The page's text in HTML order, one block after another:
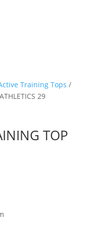
Training Tops /
29
TOP